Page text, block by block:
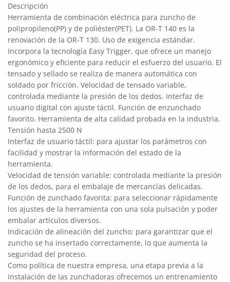
Descripción
Herramienta de combinación eléctrica para zuncho de
polipropileno(PP) y de poliéster(PET). La OR-T 140 es la
renovación de la OR-T 130. Uso de exigencia estándar.
Incorpora la tecnología Easy Trigger, que ofrece un manejo
ergonómico y eficiente para reducir el esfuerzo del usuario. El
tensado y sellado se realiza de manera automática con
soldado por fricción. Velocidad de tensado variable,
controlada mediante la presión de los dedos. Interfaz de
usuario digital con ajuste táctil. Función de enzunchado
favorito. Herramienta de alta calidad probada en la industria.
Tensión hasta 2500 N
Interfaz de usuario táctil: para ajustar los parámetros con
facilidad y mostrar la información del estado de la
herramienta.
Velocidad de tensión variable: controlada mediante la presión
de los dedos, para el embalaje de mercancías delicadas.
Función de zunchado favorita: para seleccionar rápidamente
los ajustes de la herramienta con una sola pulsación y poder
embalar artículos diversos.
Indicación de alineación del zuncho: para garantizar que el
zuncho se ha insertado correctamente, lo que aumenta la
seguridad del proceso.
Como política de nuestra empresa, una etapa previa a la
instalación de las zunchadoras ofrecemos un entrenamiento